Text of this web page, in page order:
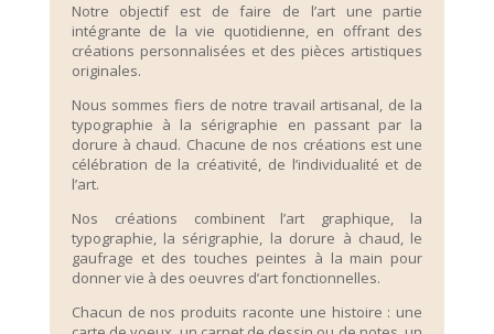
Notre objectif est de faire de l’art une partie
intégrante de la vie quotidienne, en offrant des
créations personnalisées et des pièces artistiques
originales.
Nous sommes fiers de notre travail artisanal, de la
typographie à la sérigraphie en passant par la
dorure à chaud. Chacune de nos créations est une
célébration de la créativité, de l’individualité et de
l’art.
Nos créations combinent l’art graphique, la
typographie, la sérigraphie, la dorure à chaud, le
gaufrage et des touches peintes à la main pour
donner vie à des oeuvres d’art fonctionnelles.
Chacun de nos produits raconte une histoire : une